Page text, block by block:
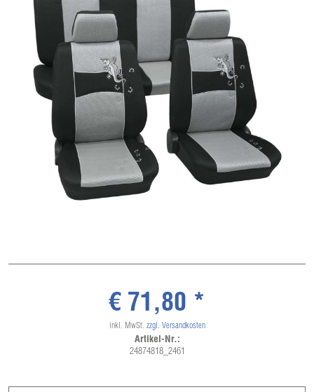
€ 71,80 *
inkl. MwSt. zzgl. Versandkosten
Artikel-Nr.:
24874818_2461